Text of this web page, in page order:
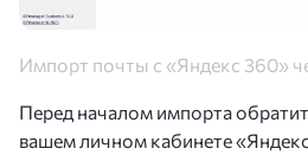
Импорт почты с «Яндекс 360»
Перед началом импорта
вашем личном кабинете